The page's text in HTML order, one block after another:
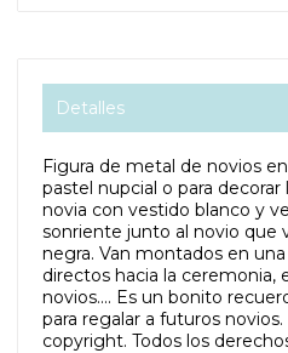
Detalles
Figura de metal de novios
pastel nupcial o para
novia con vestido blanco y
sonriente junto al novio que
negra. Van montados en
directos hacia la ceremonia,
novios.... Es un bonito
para regalar a futuros
copyright. Todos los